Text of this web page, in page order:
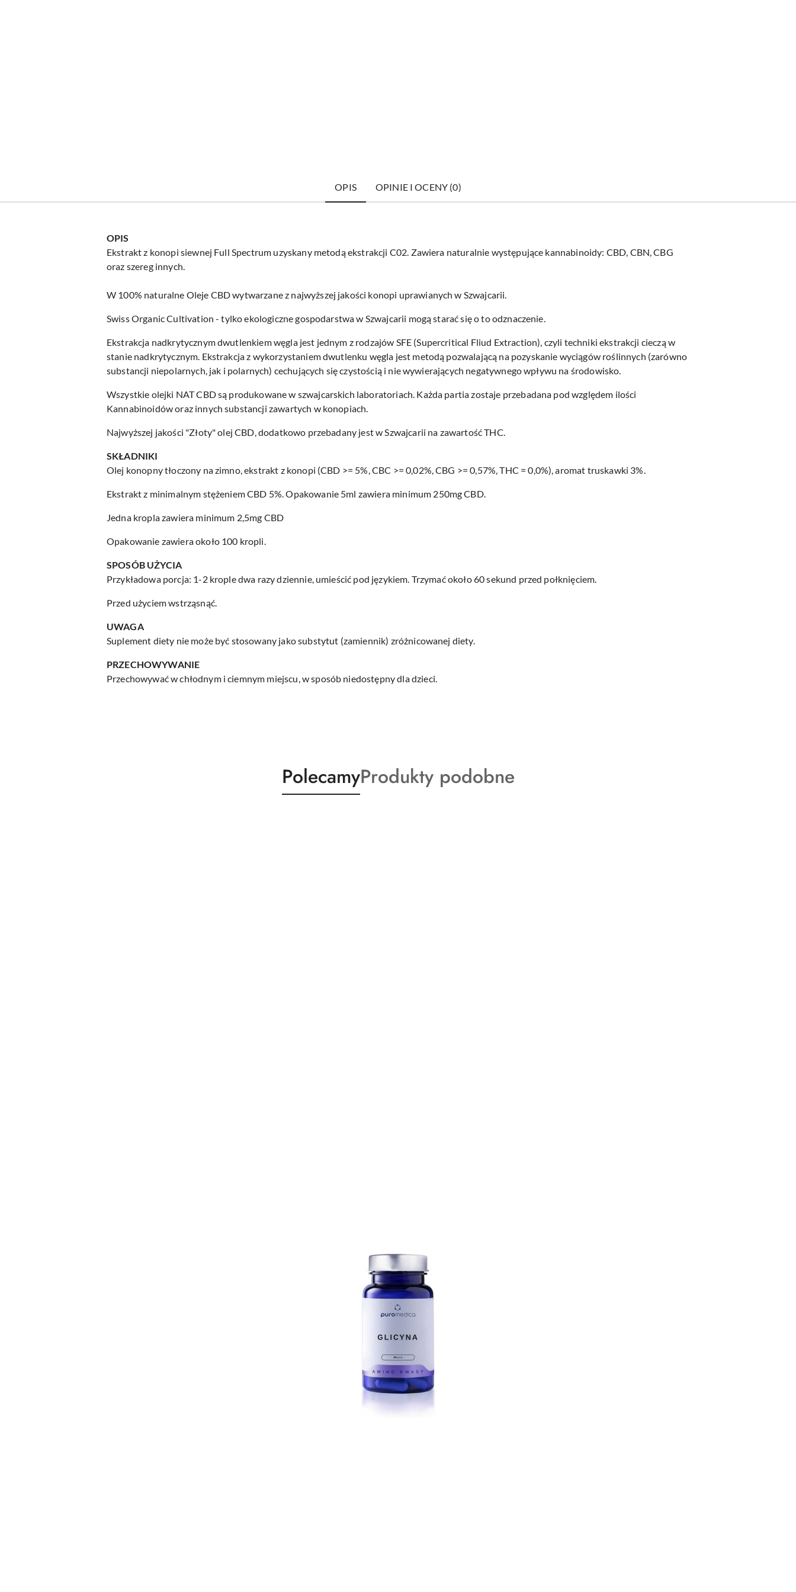
OPIS OPINIE I OCENY (0)
OPIS
Ekstrakt z konopi siewnej Full Spectrum uzyskany metodą ekstrakcji C02. Zawiera naturalnie występujące kannabinoidy: CBD, CBN, CBG
oraz szereg innych.
W 100% naturalne Oleje CBD wytwarzane z najwyższej jakości konopi uprawianych w Szwajcarii.
Swiss Organic Cultivation - tylko ekologiczne gospodarstwa w Szwajcarii mogą starać się o to odznaczenie.
Ekstrakcja nadkrytycznym dwutlenkiem węgla jest jednym z rodzajów SFE (Supercritical Fliud Extraction), czyli techniki ekstrakcji cieczą w
stanie nadkrytycznym. Ekstrakcja z wykorzystaniem dwutlenku węgla jest metodą pozwalającą na pozyskanie wyciągów roślinnych (zarówno
substancji niepolarnych, jak i polarnych) cechujących się czystością i nie wywierających negatywnego wpływu na środowisko.
Wszystkie olejki NAT CBD są produkowane w szwajcarskich laboratoriach. Każda partia zostaje przebadana pod względem ilości
Kannabinoidów oraz innych substancji zawartych w konopiach.
Najwyższej jakości "Złoty" olej CBD, dodatkowo przebadany jest w Szwajcarii na zawartość THC.
SKŁADNIKI
Olej konopny tłoczony na zimno, ekstrakt z konopi (CBD >= 5%, CBC >= 0,02%, CBG >= 0,57%, THC = 0,0%), aromat truskawki 3%.
Ekstrakt z minimalnym stężeniem CBD 5%. Opakowanie 5ml zawiera minimum 250mg CBD.
Jedna kropla zawiera minimum 2,5mg CBD
Opakowanie zawiera około 100 kropli.
SPOSÓB UŻYCIA
Przykładowa porcja: 1-2 krople dwa razy dziennie, umieścić pod językiem. Trzymać około 60 sekund przed połknięciem.
Przed użyciem wstrząsnąć.
UWAGA
Suplement diety nie może być stosowany jako substytut (zamiennik) zróżnicowanej diety.
PRZECHOWYWANIE
Przechowywać w chłodnym i ciemnym miejscu, w sposób niedostępny dla dzieci.
Produkty
o
PolecamyProdukty
o
Produkty podobne